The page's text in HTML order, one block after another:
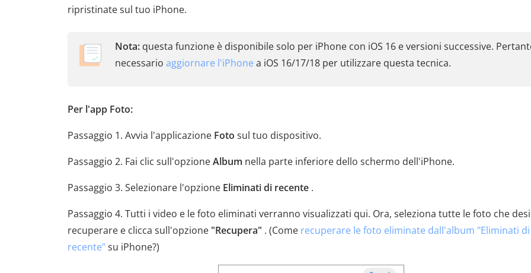
ripristinate sul tuo iPhone.
Nota: questa funzione è disponibile solo per iPhone con iOS 16 e versioni successive.
necessario aggiornare l'iPhone a iOS 16/17/18 per utilizzare questa tecnica.
Per l'app Foto:
Passaggio 1. Avvia l'applicazione Foto sul tuo dispositivo.
Passaggio 2. Fai clic sull'opzioneAlbum nella parte inferiore dello schermo dell'iPhone.
Passaggio 3. Selezionare l'opzione Eliminati di recente .
Passaggio 4. Tutti i video e le foto eliminati verranno visualizzati qui. Ora, seleziona tutte le foto che
recuperare e clicca sull'opzione "Recupera" . (Come recuperare le foto eliminate dall'album "Eliminati di
recente"su iPhone?)